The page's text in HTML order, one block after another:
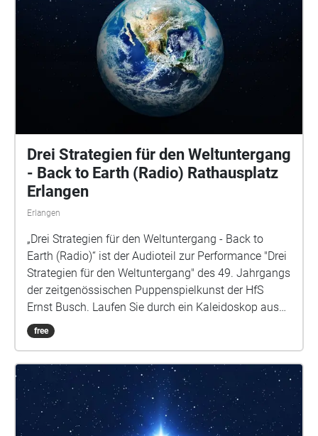
Drei Strategien für den Weltuntergang
- Back to Earth (Radio) Rathausplatz
Erlangen
Erlangen
„Drei Strategien für den Weltuntergang - Back to
Earth (Radio)“ ist der Audioteil zur Performance "Drei
Strategien für den Weltuntergang" des 49. Jahrgangs
der zeitgenössischen Puppenspielkunst der HfS
Ernst Busch. Laufen Sie durch ein Kaleidoskop aus
Stimmen und Sounds. Exitterra, Wilde Hilde und
Landeteam Erde sind drei Zugänge zur Frage: Was
Halt gibt. Vielleicht sehen wir uns ja schon bald auf
dem Mars? Die Performance fand am 26.5.2025 an
diesem Ort statt.
free